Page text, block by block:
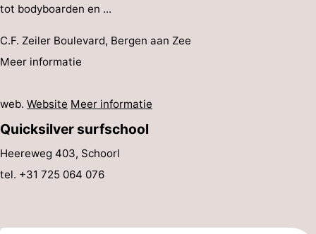
Den
Haag
-
Rotterdam
-
Rockanje
Weer
Contact
tot bodyboarden en ...
C.F. Zeiler Boulevard, Bergen aan Zee
Meer informatie
web. Website Meer informatie
Quicksilver surfschool
Heereweg 403, Schoorl
tel. +31 725 064 076